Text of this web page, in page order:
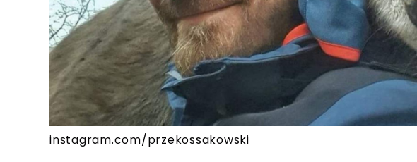
instagram.com/przekossakowski